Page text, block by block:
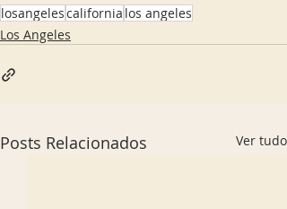
losangelescalifornia los angeles
Los Angeles
Posts Relacionados Ver tudo